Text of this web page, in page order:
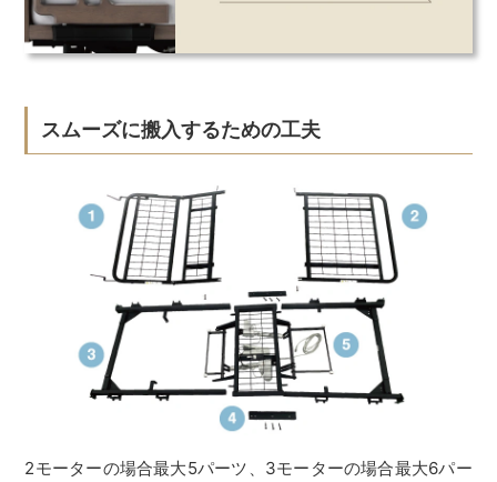
スムーズに搬入するための工夫
2モーターの場合最大5パーツ、3モーターの場合最大6パー